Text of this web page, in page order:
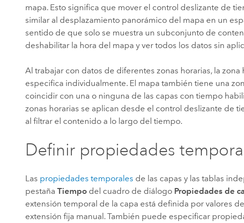
mapa. Esto significa que mover el control deslizante de
similar al desplazamiento panorámico del mapa en un
sentido de que solo se muestra un subconjunto de
deshabilitar la hora del mapa y ver todos los datos sin
Al trabajar con datos de diferentes zonas horarias, la zona
especifica individualmente. El mapa también tiene una
coincidir con una o ninguna de las capas con tiempo
zonas horarias se aplican desde el control deslizante de
al filtrar el contenido a lo largo del tiempo.
Definir propiedades
Las propiedades temporales de las capas y las tablas
pestañaTiempo del cuadro de diálogo Propiedades de
extensión temporal de la capa está definida por valores
extensión fija manual. También puede especificar